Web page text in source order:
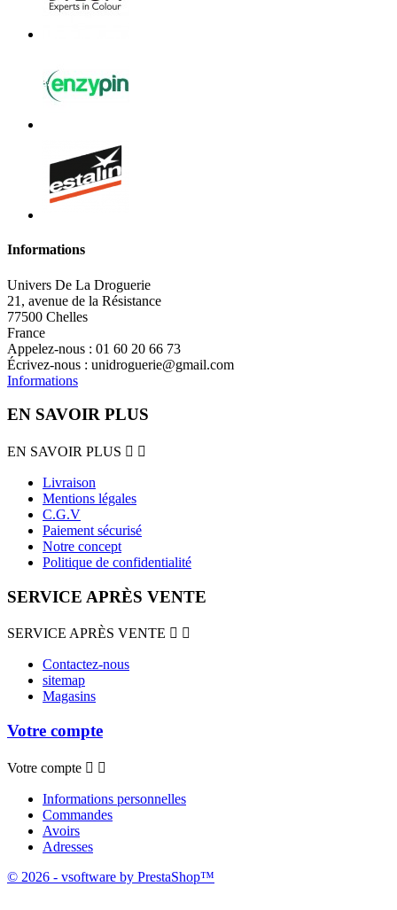
Informations
Univers De La Droguerie
21, avenue de la Résistance
77500 Chelles
France
Appelez-nous : 01 60 20 66 73
Écrivez-nous : unidroguerie@gmail.com
Informations
EN SAVOIR PLUS
EN SAVOIR PLUS  
Livraison
Mentions légales
C.G.V
Paiement sécurisé
Notre concept
Politique de confidentialité
SERVICE APRÈS VENTE
SERVICE APRÈS VENTE  
Contactez-nous
sitemap
Magasins
Votre compte
Votre compte  
Informations personnelles
Commandes
Avoirs
Adresses
© 2026 - vsoftware by PrestaShop™